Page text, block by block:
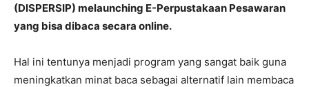
(DISPERSIP) melaunching E-Perpustakaan Pesawaran
yang bisa dibaca secara online.
Hal ini tentunya menjadi program yang sangat baik guna
meningkatkan minat baca sebagai alternatif lain membaca